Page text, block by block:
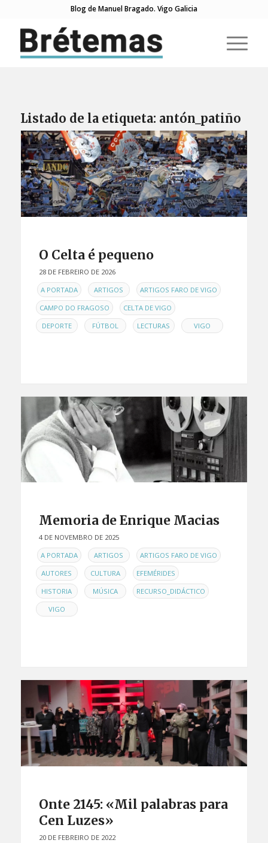
Blog de Manuel Bragado. Vigo Galicia
Listado de la etiqueta: antón_patiño
O Celta é pequeno
28 DE FEBREIRO DE 2026
ENA PORTADA , ARTIGOS , ARTIGOS FARO DE VIGO ,
CAMPO DO FRAGOSO , CELTA DE VIGO ,
DEPORTE , FÚTBOL , LECTURAS , VIGO
Memoria de Enrique Macias
4 DE NOVEMBRO DE 2025
ENA PORTADA , ARTIGOS , ARTIGOS FARO DE VIGO ,
AUTORES , CULTURA , EFEMÉRIDES ,
HISTORIA , MÚSICA , RECURSO_DIDÁCTICO ,
VIGO
Onte 2145: «Mil palabras para
Cen Luzes»
20 DE FEBREIRO DE 2022